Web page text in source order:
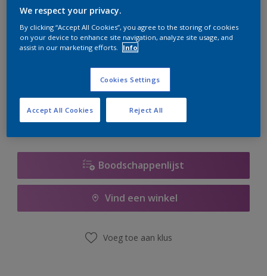
te bestellen. Houd de website in de gaten, we werken
er hard aan om de voorraad aan te vullen.
Boodschappenlijst
Vind een winkel
Voeg toe aan klus
We respect your privacy.
By clicking “Accept All Cookies”, you agree to the storing of cookies
on your device to enhance site navigation, analyze site usage, and
assist in our marketing efforts.
Info
Cookies Settings
Reject All
Accept All Cookies